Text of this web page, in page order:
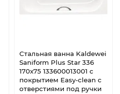
Стальная ванна Kaldewei
Saniform Plus Star 336
170х75 133600013001 с
покрытием Easy-clean с
отверстиями под ручки